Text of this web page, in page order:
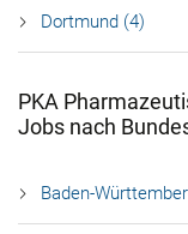
Dortmund (4)
PKA
Jobs nach
Baden-